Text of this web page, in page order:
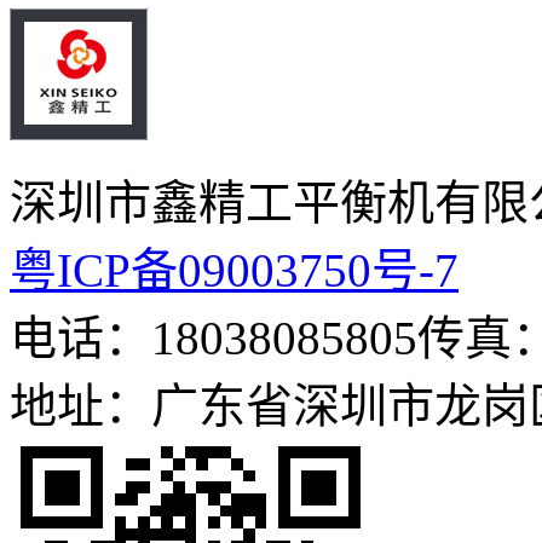
深圳市鑫精工平衡机有
粤ICP备09003750号-7
电话：18038085805传真
地址：广东省深圳市龙